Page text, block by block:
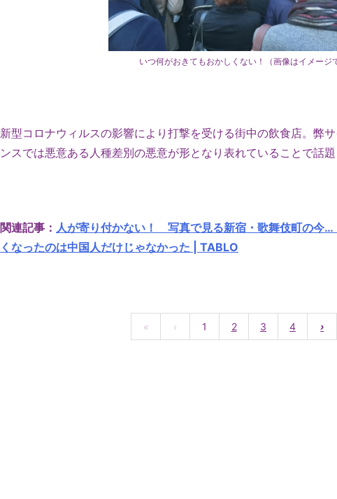
いつ何がおきてもおかしくない！（画像はイメージ
新型コロナウィルスの影響により打撃を受ける街中の飲食店。弊
ンスでは悪意ある人種差別の悪意が形となり表れていることで話題
関連記事： 人が寄り付かない！ 写真で見る新宿・歌舞伎町の今
くなったのは中国人だけじゃなかった | TABLO
« ‹ 1 2 3 4 ›